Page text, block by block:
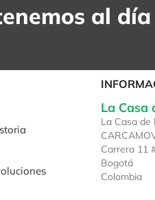
al día
La Casa
La Casa de
Carrera 11
Bogotá
Colombia